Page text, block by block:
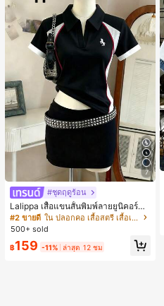
7
#ชุดฤดูร้อน
Lalippa เสื้อแขนสั้นพิมพ์ลายยูนิคอร์นล
ายทางสีตัดกันสำหรับผู้หญิง สไตล์วิทย
าลัย
#2 ขายดี
ใน ปลอกคอ เสื้อสตรี เสื้อเบลาส์ & Tee
500+ sold
฿159 -11% ล่าสุด 12 ชม